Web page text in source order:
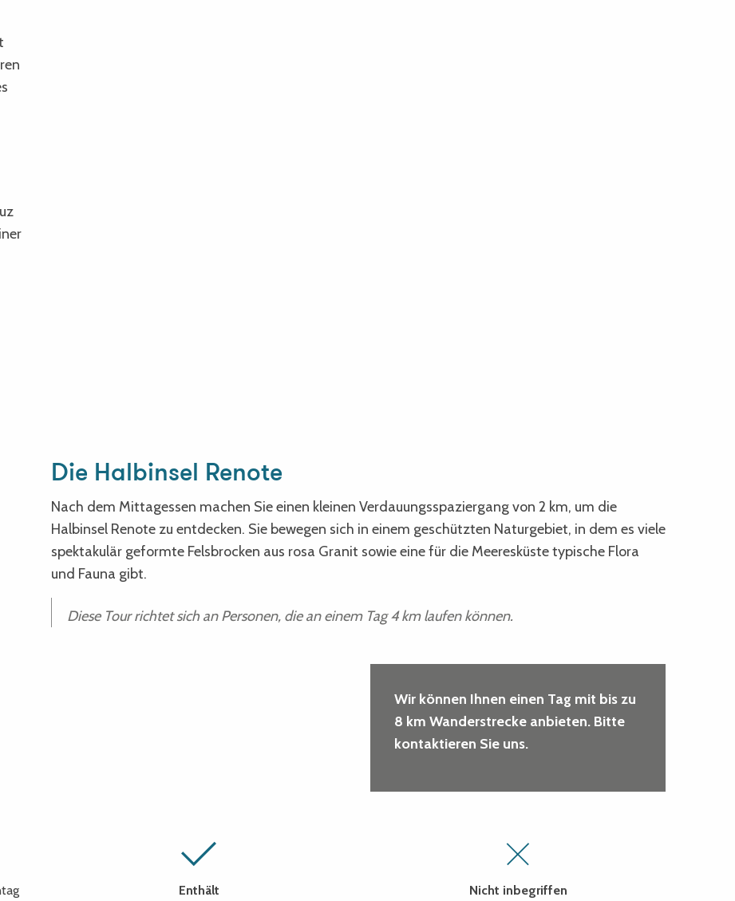
Die Halbinsel Renote
Nach dem Mittagessen machen Sie einen kleinen Verdauungsspaziergang von 2 km, um die
Halbinsel Renote zu entdecken. Sie bewegen sich in einem geschützten Naturgebiet, in dem es viele
spektakulär geformte Felsbrocken aus rosa Granit sowie eine für die Meeresküste typische Flora
und Fauna gibt.
Diese Tour richtet sich an Personen, die an einem Tag 4 km laufen können.
Wir können Ihnen einen Tag mit bis zu
8 km Wanderstrecke anbieten. Bitte
kontaktieren Sie uns.
Enthält
Nicht inbegriffen